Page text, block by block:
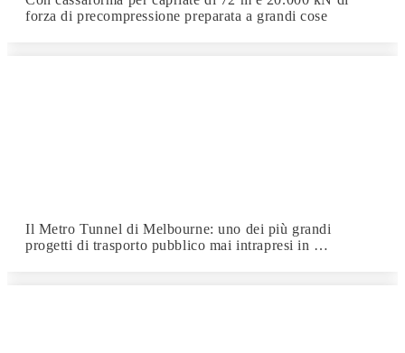
forza di precompressione preparata a grandi cose
Il Metro Tunnel di Melbourne: uno dei più grandi
progetti di trasporto pubblico mai intrapresi in …